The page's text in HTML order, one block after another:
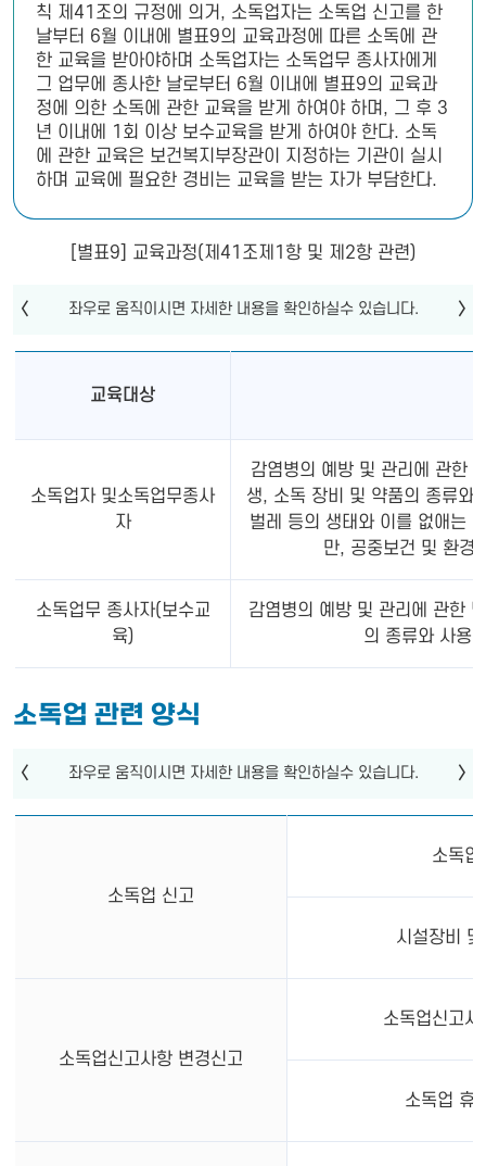
칙 제41조의 규정에 의거, 소독업자는 소독업 신고를 한
날부터 6월 이내에 별표9의 교육과정에 따른 소독에 관
한 교육을 받아야하며 소독업자는 소독업무 종사자에게
그 업무에 종사한 날로부터 6월 이내에 별표9의 교육과
정에 의한 소독에 관한 교육을 받게 하여야 하며, 그 후 3
년 이내에 1회 이상 보수교육을 받게 하여야 한다. 소독
에 관한 교육은 보건복지부장관이 지정하는 기관이 실시
하며 교육에 필요한 경비는 교육을 받는 자가 부담한다.
[별표9] 교육과정(제41조제1항 및 제2항 관련)
교육대상
소독업자 및소독업무종사
자
감염병의 예방 및 관리에 관한
생, 소독 장비 및 약품의 종류와
벌레 등의 생태와 이를 없애는
만, 공중보건 및 환경
소독업무 종사자(보수교
육)
감염병의 예방 및 관리에 관한
의 종류와 사용
소독업 관련 양식
소독업 신고
소독업
시설장비
소독업신고사항 변경신고
소독업신고
소독업 휴